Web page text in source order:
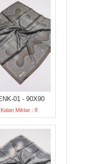
01 - 90X90
Kalan Miktar : 8